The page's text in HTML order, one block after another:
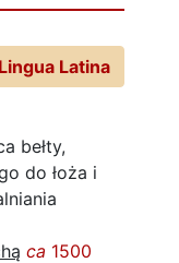
Lingua Latina
bełty,
do łoża i
ca 1500